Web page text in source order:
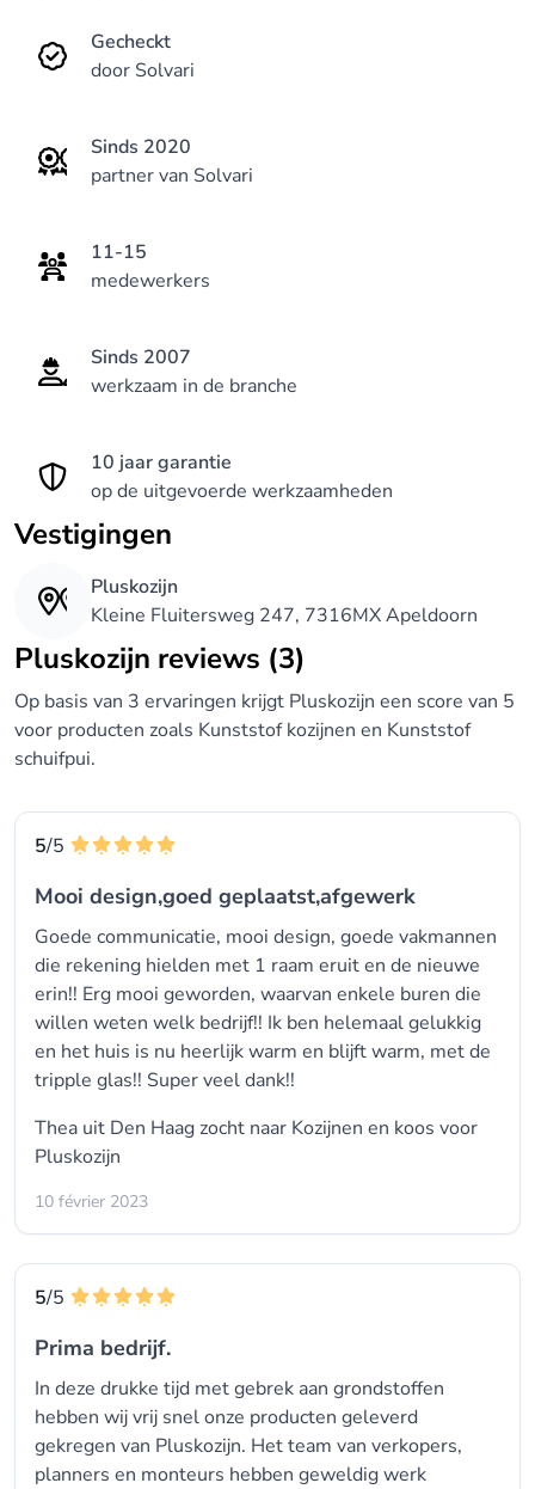
klanttevredenheidsscore.
Gecheckt
door Solvari
Sinds 2020
partner van Solvari
11-15
medewerkers
Sinds 2007
werkzaam in de branche
10 jaar garantie
op de uitgevoerde werkzaamheden
Vestigingen
Pluskozijn
Kleine Fluitersweg 247, 7316MX Apeldoorn
Pluskozijn reviews (3)
Op basis van 3 ervaringen krijgt Pluskozijn een score van 5
voor producten zoals Kunststof kozijnen en Kunststof
schuifpui.
5/5
Mooi design,goed geplaatst,afgewerk
Goede communicatie, mooi design, goede vakmannen
die rekening hielden met 1 raam eruit en de nieuwe
erin!! Erg mooi geworden, waarvan enkele buren die
willen weten welk bedrijf!! Ik ben helemaal gelukkig
en het huis is nu heerlijk warm en blijft warm, met de
tripple glas!! Super veel dank!!
Thea uit Den Haag zocht naar Kozijnen en koos voor
Pluskozijn
10 février 2023
5/5
Prima bedrijf.
In deze drukke tijd met gebrek aan grondstoffen
hebben wij vrij snel onze producten geleverd
gekregen van Pluskozijn. Het team van verkopers,
planners en monteurs hebben geweldig werk